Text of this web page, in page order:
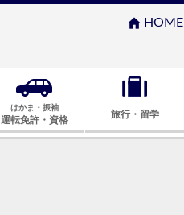
home HOME
はかま・振袖
運転免許・資格
旅行・留学